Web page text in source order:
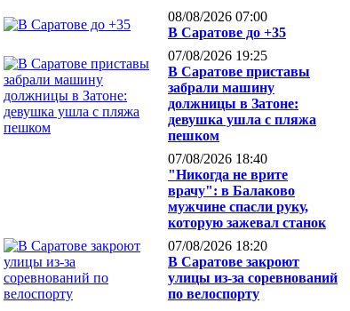
08/08/2026 07:00
В Саратове до +35
07/08/2026 19:25
В Саратове приставы
забрали машину
должницы в Затоне:
девушка ушла с пляжа
пешком
07/08/2026 18:40
"Никогда не врите
врачу": в Балаково
мужчине спасли руку,
которую зажевал станок
07/08/2026 18:20
В Саратове закроют
улицы из-за соревнований
по велоспорту